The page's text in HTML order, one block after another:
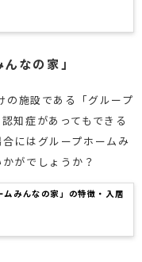
なの家」
の施設である「グループ
知症があってもできる
にはグループホームみ
がでしょうか？
みんなの家」の特徴・入居